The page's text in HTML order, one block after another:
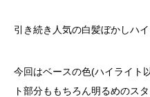
引き続き人気の白髪ぼかしハイ
今回はベースの色(ハイライト
ト部分ももちろん明るめのス